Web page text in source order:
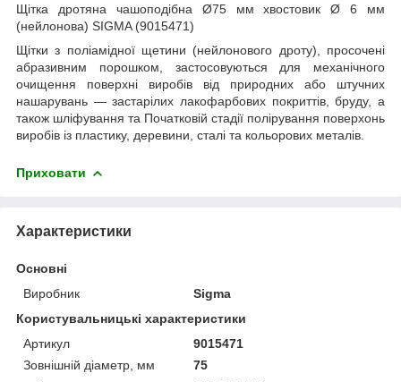
Щітка дротяна чашоподібна Ø75 мм хвостовик Ø 6 мм
(нейлонова) SIGMA (9015471)
Щітки з поліамідної щетини (нейлонового дроту), просочені
абразивним порошком, застосовуються для механічного
очищення поверхні виробів від природних або штучних
нашарувань — застарілих лакофарбових покриттів, бруду, а
також шліфування та Початковій стадії полірування поверхонь
виробів із пластику, деревини, сталі та кольорових металів.
Приховати
Характеристики
Основні
Виробник
Sigma
Користувальницькі характеристики
Артикул
9015471
Зовнішній діаметр, мм
75